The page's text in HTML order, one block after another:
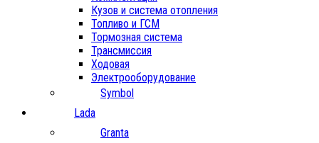
Кузов и система отопления
Топливо и ГСМ
Тормозная система
Трансмиссия
Ходовая
Электрооборудование
Symbol
Lada
Granta